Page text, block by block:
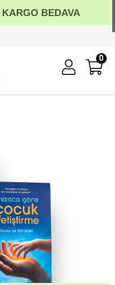
KARGO BEDAVA
0